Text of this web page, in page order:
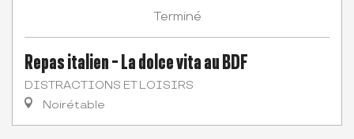
Terminé
Repas italien - La dolce vita au BDF
DISTRACTIONS ET LOISIRS
Noirétable